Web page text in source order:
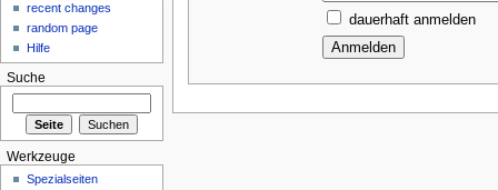
dauerhaft anmelden
recent changes
random page
Hilfe
Suche
Werkzeuge
Spezialseiten